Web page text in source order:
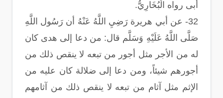
أبى رواه الْبُخَارِيُّ.
32- عن أبي هريرة رَضِيِ اللَّهُ عَنْهُ أن رَسُول اللَّهِ
صَلَّى اللَّهُ عَلَيْهِ وَسَلَّم قال: من دعا إلى هدى كان
له من الأجر مثل أجور من تبعه لا ينقص ذلك من
أجورهم شيئاً، ومن دعا إلى ضلالة كان عليه من
الإثم مثل آثام من تبعه لا ينقص ذلك من آثامهم